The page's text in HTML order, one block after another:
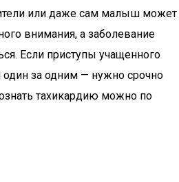
или даже сам малыш может
внимания, а заболевание
Если приступы учащенного
один за одним — нужно срочно
тахикардию можно по